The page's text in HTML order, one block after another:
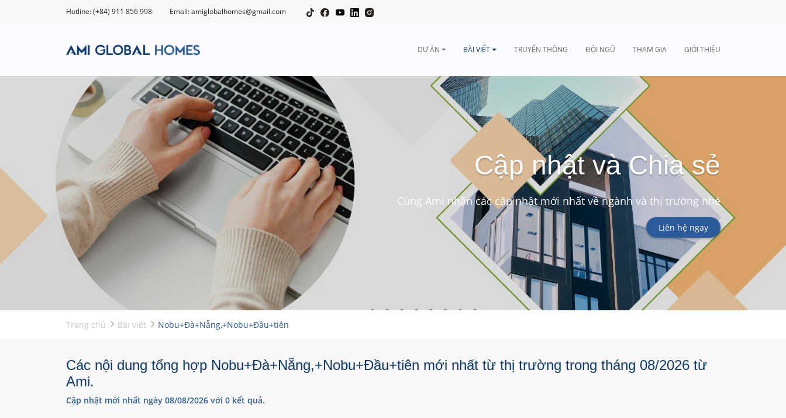
Hotline: (+84) 911 856 998 Email: amiglobalhomes@gmail.com
DỰ ÁN BÀI VIẾT TRUYỂN THÔNG ĐỘI NGŨ THAM GIA GIỚI THIỆU
Cập nhật và Chia sẻ
Cùng Ami nhận các cập nhật mới nhất về ngành và thị trường nhé
Liên hệ ngay
Trang chủ Bài viết Nobu+Đà+Nẵng,+Nobu+Đầu+tiên
Các nội dung tổng hợp Nobu+Đà+Nẵng,+Nobu+Đầu+tiên mới nhất từ thị trường trong tháng 08/2026 từ
Ami.
Cập nhật mới nhất ngày 08/08/2026 với 0 kết quả.